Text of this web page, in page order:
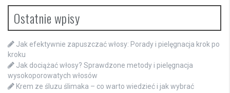
Ostatnie wpisy
Jak efektywnie zapuszczać włosy: Porady i pielęgnacja krok po
kroku
Jak dociążać włosy? Sprawdzone metody i pielęgnacja
wysokoporowatych włosów
Krem ze śluzu ślimaka – co warto wiedzieć i jak wybrać